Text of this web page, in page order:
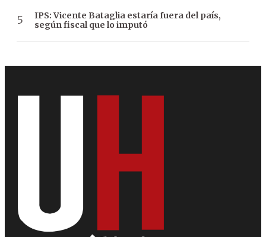
IPS: Vicente Bataglia estaría fuera del país,
según fiscal que lo imputó